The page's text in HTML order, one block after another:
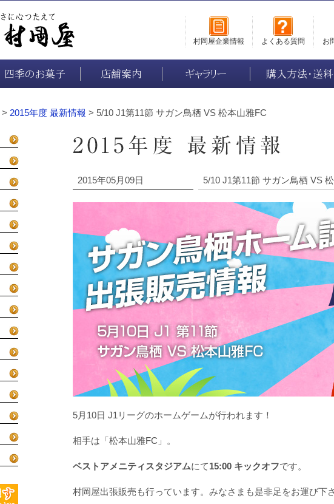
村岡屋企業情報 よくある質問 お
四季のお菓子 店舗案内 ギャラリー 購入方法・送料
> 2015年度 最新情報 > 5/10 J1第11節 サガン鳥栖 VS 松本山雅FC
2015年05月09日 5/10 J1第11節 サガン鳥栖 VS
5月10日 J1リーグのホームゲームが行われます！
相手は「松本山雅FC」。
ベストアメニティスタジアムにて15:00 キックオフです。
村岡屋出張販売も行っています。みなさまも是非足をお運び下